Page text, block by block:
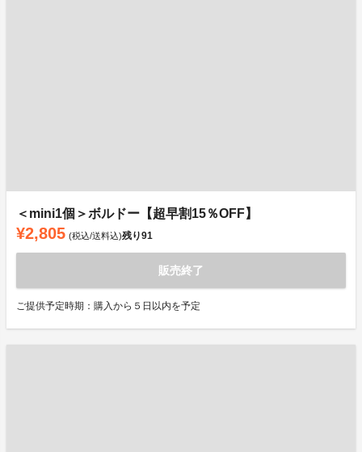
＜mini1個＞ボルドー【超早割15％OFF】
¥2,805 (税込/送料込)残り91
販売終了
ご提供予定時期：購入から５日以内を予定